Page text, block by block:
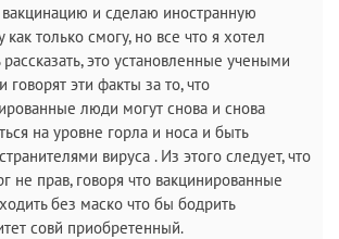
вакцинацию и сделаю иностранную
как только смогу, но все что я хотел
рассказать, это установленные учеными
говорят эти факты за то, что
люди могут снова и снова
на уровне горла и носа и быть
вируса . Из этого следует, что
не прав, говоря что вакцинированные
без маско что бы бодрить
совй приобретенный.